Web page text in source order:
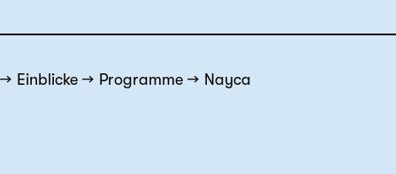
Einblicke Programme Nayca